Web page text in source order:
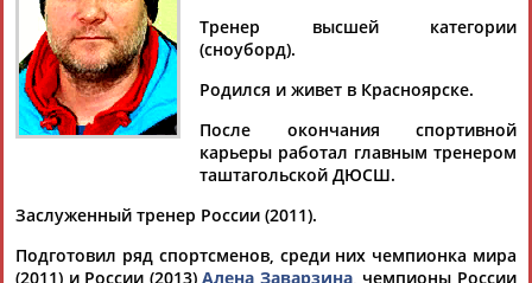
Аслаудин
АБАЕВ
Елена
АБАИМОВА
Мария
АБАКУМОВА
АБАРЕНОВ
Тамилла
АБАСОВА
Рамазан
АБАЧАРАЕВ
Ростом
Тренер высшей категории
(сноуборд).
Родился и живет в Красноярске.
После окончания спортивной
карьеры работал главным тренером
таштагольской ДЮСШ.
Заслуженный тренер России (2011).
Подготовил ряд спортсменов, среди них чемпионка мира
(2011) и России (2013)Алена Заварзина, чемпионы России